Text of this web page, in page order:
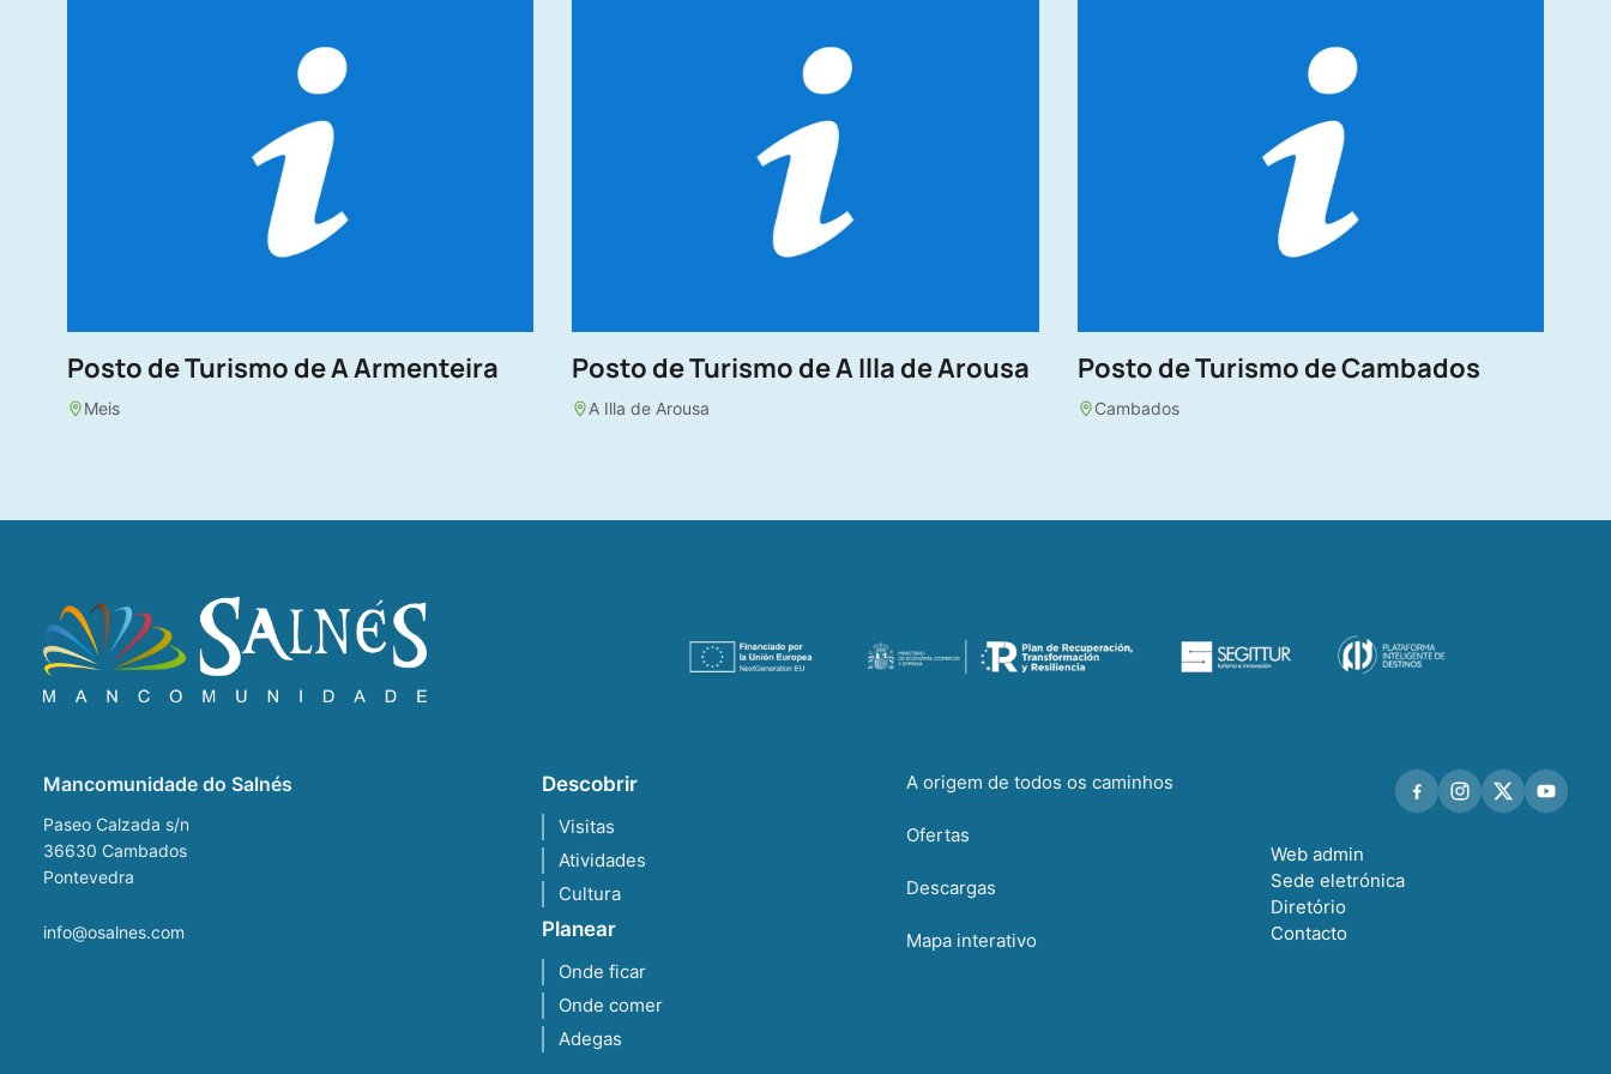
Posto de Turismo de A Armenteira
Meis
Posto de Turismo de A Illa de Arousa
A Illa de Arousa
Posto de Turismo de Cambados
Cambados
Mancomunidade do Salnés
Paseo Calzada s/n
36630 Cambados
Pontevedra
info@osalnes.com
Descobrir
Visitas
Atividades
Cultura
Planear
Onde ficar
Onde comer
Adegas
A origem de todos os caminhos
Ofertas
Descargas
Mapa interativo
Web admin
Sede eletrónica
Diretório
Contacto